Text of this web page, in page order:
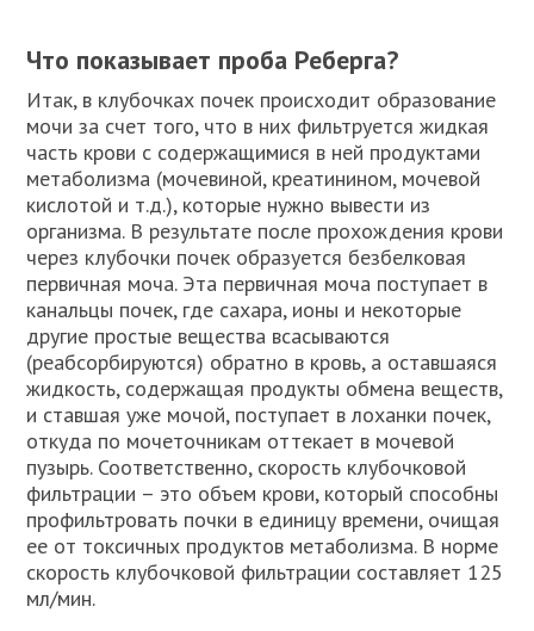
Что показывает проба Реберга?
Итак, в клубочках почек происходит образование
мочи за счет того, что в них фильтруется жидкая
часть крови с содержащимися в ней продуктами
метаболизма (мочевиной, креатинином, мочевой
кислотой и т.д.), которые нужно вывести из
организма. В результате после прохождения крови
через клубочки почек образуется безбелковая
первичная моча. Эта первичная моча поступает в
канальцы почек, где сахара, ионы и некоторые
другие простые вещества всасываются
(реабсорбируются) обратно в кровь, а оставшаяся
жидкость, содержащая продукты обмена веществ,
и ставшая уже мочой, поступает в лоханки почек,
откуда по мочеточникам оттекает в мочевой
пузырь. Соответственно, скорость клубочковой
фильтрации – это объем крови, который способны
профильтровать почки в единицу времени, очищая
ее от токсичных продуктов метаболизма. В норме
скорость клубочковой фильтрации составляет 125
мл/мин.